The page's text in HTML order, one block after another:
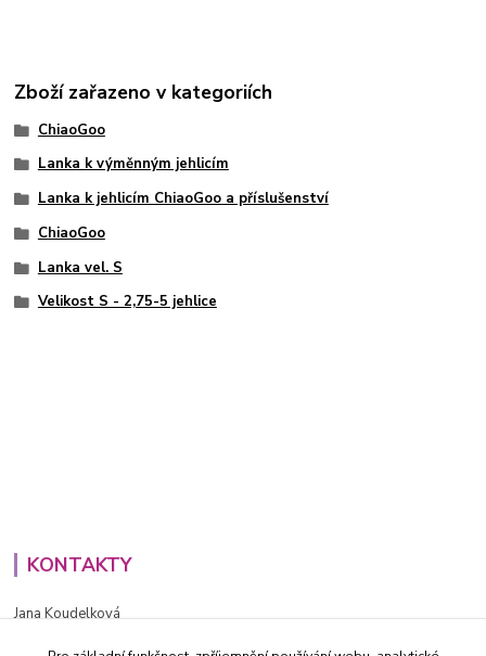
Zboží zařazeno v kategoriích
ChiaoGoo
Lanka k výměnným jehlicím
Lanka k jehlicím ChiaoGoo a příslušenství
ChiaoGoo
Lanka vel. S
Velikost S - 2,75-5 jehlice
KONTAKTY
Jana Koudelková